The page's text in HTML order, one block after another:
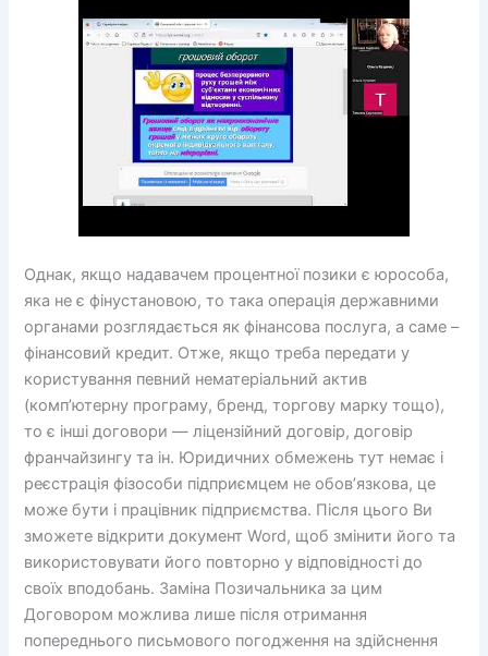
Однак, якщо надавачем процентної позики є юрособа,
яка не є фінустановою, то така операція державними
органами розглядається як фінансова послуга, а саме –
фінансовий кредит. Отже, якщо треба передати у
користування певний нематеріальний актив
(комп’ютерну програму, бренд, торгову марку тощо),
то є інші договори — ліцензійний договір, договір
франчайзингу та ін. Юридичних обмежень тут немає і
реєстрація фізособи підприємцем не обов’язкова, це
може бути і працівник підприємства. Після цього Ви
зможете відкрити документ Word, щоб змінити його та
використовувати його повторно у відповідності до
своїх вподобань. Заміна Позичальника за цим
Договором можлива лише після отримання
попереднього письмового погодження на здійснення